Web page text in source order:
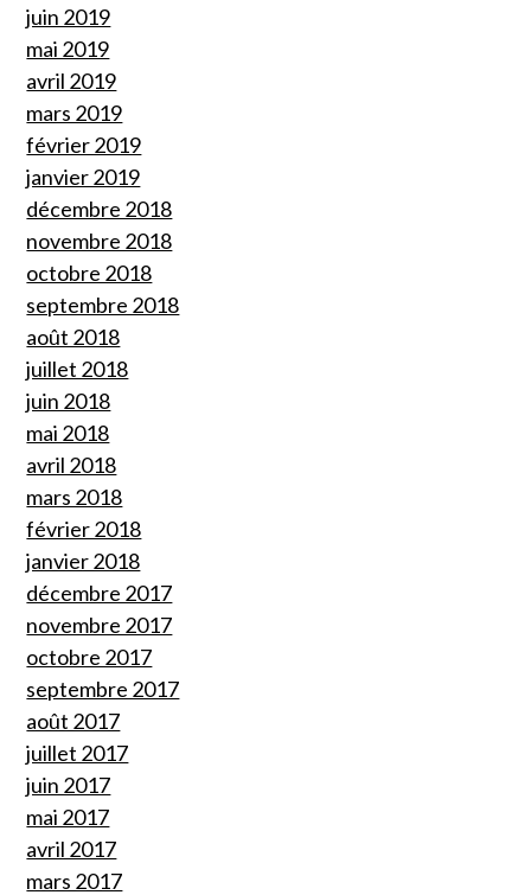
juin 2019
mai 2019
avril 2019
mars 2019
février 2019
janvier 2019
décembre 2018
novembre 2018
octobre 2018
septembre 2018
août 2018
juillet 2018
juin 2018
mai 2018
avril 2018
mars 2018
février 2018
janvier 2018
décembre 2017
novembre 2017
octobre 2017
septembre 2017
août 2017
juillet 2017
juin 2017
mai 2017
avril 2017
mars 2017